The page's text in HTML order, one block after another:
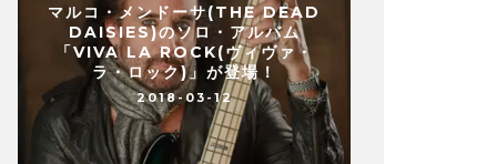
マルコ・メンドーサ(THE DEAD
DAISIES)のソロ・アルバム
「VIVA LA ROCK(ヴィヴァ・
ラ・ロック)」が登場！
2018-03-12